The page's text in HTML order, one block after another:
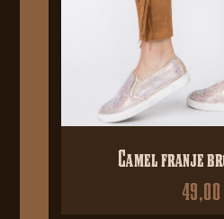
Camel franje
49,00